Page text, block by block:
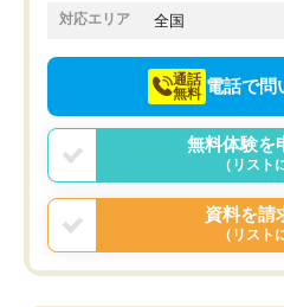
でお願いしました。来年の高校
対応エリア 全国
通話
無料 電話で問
無料体験を
（リスト
資料を請
（リスト